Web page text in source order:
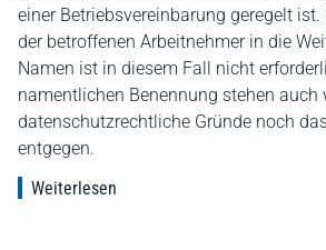
einer Betriebsvereinbarung geregelt
der betroffenen Arbeitnehmer in die
Namen ist in diesem Fall nicht
namentlichen Benennung stehen auch
datenschutzrechtliche Gründe noch
entgegen.
Weiterlesen